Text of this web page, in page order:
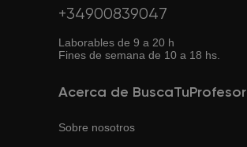
+34900839047
Laborables de 9 a 20 h
Fines de semana de 10 a 18 hs.
Acerca de BuscaTuProfesor
Sobre nosotros